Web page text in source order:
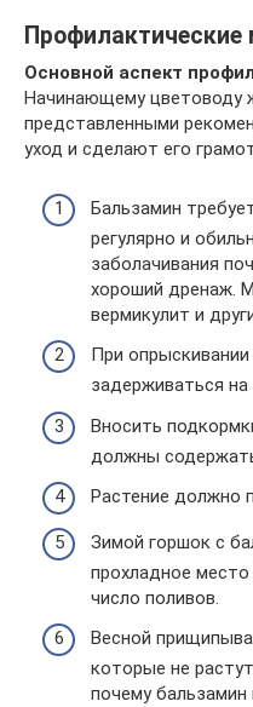
Профилактические
Основной аспект
Начинающему цветоводу
представленными
уход и сделают его
Бальзамин
регулярно и
заболачивания
хороший дренаж.
вермикулит и
При
задерживаться на
Вносить
должны
Растение должно
Зимой горшок с
прохладное место
число поливов.
Весной
которые не
почему